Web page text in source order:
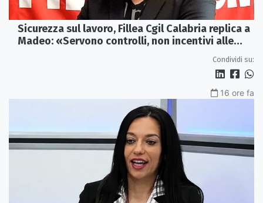
Sicurezza sul lavoro, Fillea Cgil Calabria replica a
Madeo: «Servono controlli, non incentivi alle
Condividi su:
16 ore fa